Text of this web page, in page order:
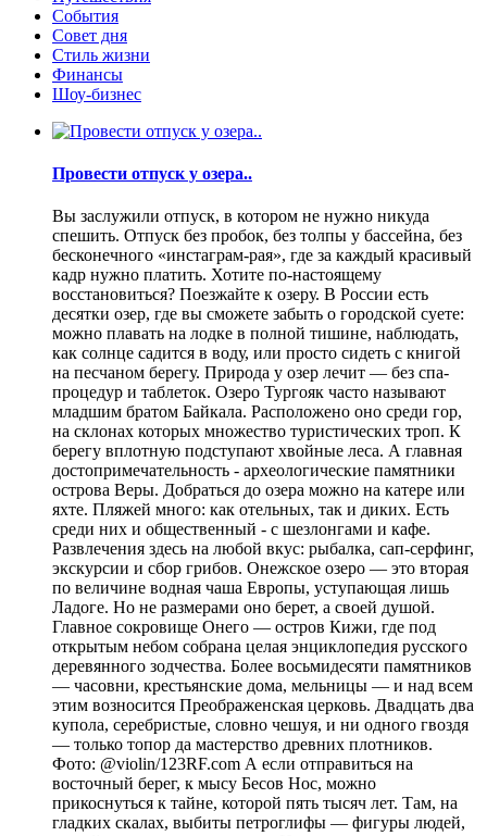
События
Совет дня
Стиль жизни
Финансы
Шоу-бизнес
Провести отпуск у озера..
Вы заслужили отпуск, в котором не нужно никуда
спешить. Отпуск без пробок, без толпы у бассейна, без
бесконечного «инстаграм-рая», где за каждый красивый
кадр нужно платить. Хотите по-настоящему
восстановиться? Поезжайте к озеру. В России есть
десятки озер, где вы сможете забыть о городской суете:
можно плавать на лодке в полной тишине, наблюдать,
как солнце садится в воду, или просто сидеть с книгой
на песчаном берегу. Природа у озер лечит — без спа-
процедур и таблеток. Озеро Тургояк часто называют
младшим братом Байкала. Расположено оно среди гор,
на склонах которых множество туристических троп. К
берегу вплотную подступают хвойные леса. А главная
достопримечательность - археологические памятники
острова Веры. Добраться до озера можно на катере или
яхте. Пляжей много: как отельных, так и диких. Есть
среди них и общественный - с шезлонгами и кафе.
Развлечения здесь на любой вкус: рыбалка, сап-серфинг,
экскурсии и сбор грибов. Онежское озеро — это вторая
по величине водная чаша Европы, уступающая лишь
Ладоге. Но не размерами оно берет, а своей душой.
Главное сокровище Онего — остров Кижи, где под
открытым небом собрана целая энциклопедия русского
деревянного зодчества. Более восьмидесяти памятников
— часовни, крестьянские дома, мельницы — и над всем
этим возносится Преображенская церковь. Двадцать два
купола, серебристые, словно чешуя, и ни одного гвоздя
— только топор да мастерство древних плотников.
Фото: @violin/123RF.com А если отправиться на
восточный берег, к мысу Бесов Нос, можно
прикоснуться к тайне, которой пять тысяч лет. Там, на
гладких скалах, выбиты петроглифы — фигуры людей,